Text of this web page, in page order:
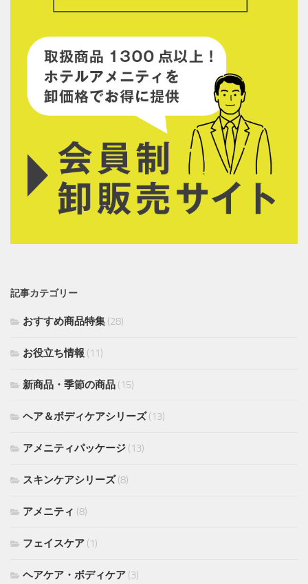
記事カテゴリー
おすすめ商品特集 (28)
お役立ち情報 (11)
新商品・季節の商品 (15)
ヘア＆ボディケアシリーズ(13)
アメニティパッケージ (13)
スキンケアシリーズ(8)
アメニティ (8)
フェイスケア (1)
ヘアケア・ボディケア (3)